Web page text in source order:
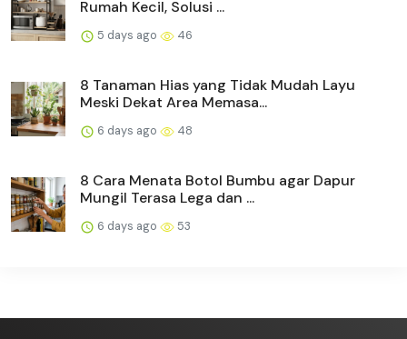
Rumah Kecil, Solusi ...
5 days ago 46
8 Tanaman Hias yang Tidak Mudah Layu
Meski Dekat Area Memasa...
6 days ago 48
8 Cara Menata Botol Bumbu agar Dapur
Mungil Terasa Lega dan ...
6 days ago 53